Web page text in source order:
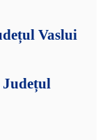
Vaslui